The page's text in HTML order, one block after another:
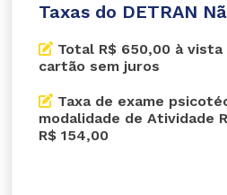
Taxas do DETRAN
Total R$ 650,00 à vista
cartão sem juros
Taxa de exame
modalidade de Atividade
R$ 154,00